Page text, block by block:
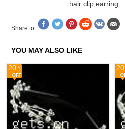
hair clip,earring
Share to:
YOU MAY ALSO LIKE
20 20